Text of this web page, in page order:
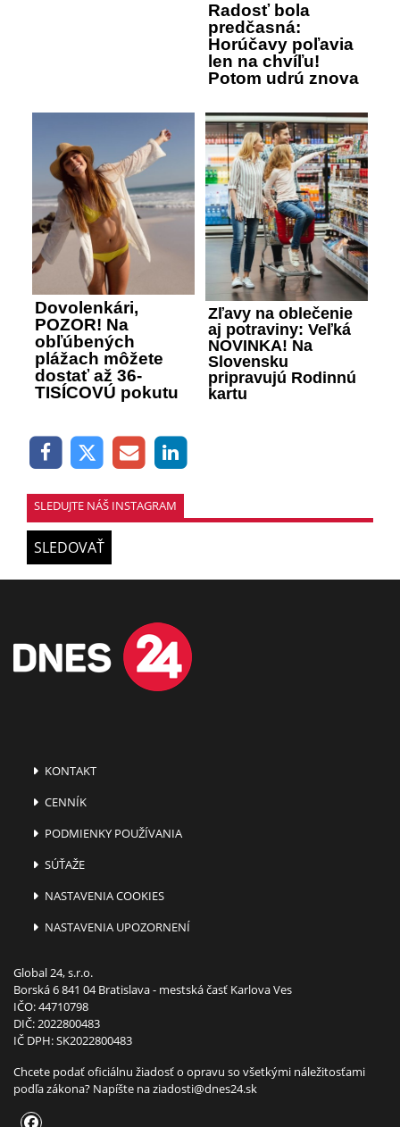
Radosť bola
predčasná:
Horúčavy poľavia
len na chvíľu!
Potom udrú znova
Dovolenkári,
POZOR! Na
obľúbených
plážach môžete
dostať až 36-
TISÍCOVÚ pokutu
Zľavy na oblečenie
aj potraviny: Veľká
NOVINKA! Na
Slovensku
pripravujú Rodinnú
kartu
SLEDUJTE NÁŠ INSTAGRAM
SLEDOVAŤ
KONTAKT
CENNÍK
PODMIENKY POUŽÍVANIA
SÚŤAŽE
NASTAVENIA COOKIES
NASTAVENIA UPOZORNENÍ
Global 24, s.r.o.
Borská 6 841 04 Bratislava - mestská časť Karlova Ves
IČO: 44710798
DIČ: 2022800483
IČ DPH: SK2022800483
Chcete podať oficiálnu žiadosť o opravu so všetkými náležitosťami
podľa zákona? Napíšte naziadosti@dnes24.sk